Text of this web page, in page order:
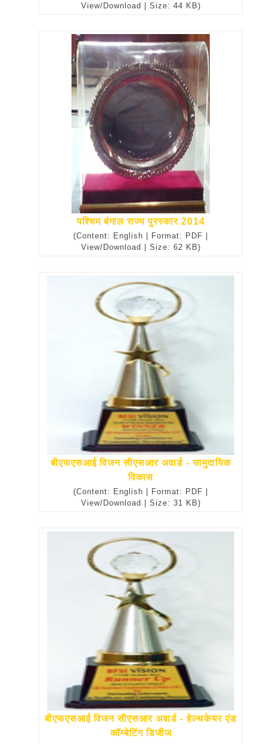
View/Download | Size: 44 KB)
पश्चिम बंगाल राज्य पुरस्कार 2014
(Content: English | Format: PDF |
View/Download | Size: 62 KB)
बीएफएसआई विजन सीएसआर अवार्ड - सामुदायिक
विकास
(Content: English | Format: PDF |
View/Download | Size: 31 KB)
बीएफएसआई विजन सीएसआर अवार्ड - हेल्थकेयर एंड
कॉम्बेटिंग डिजीज